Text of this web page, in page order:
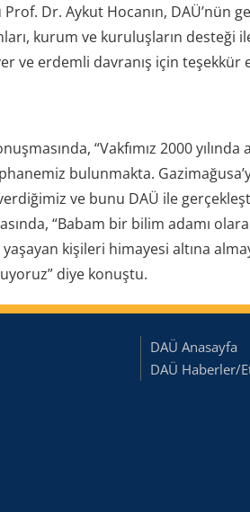
Dr. Aykut Hocanın, DAÜ’nün
kurum ve kuruluşların desteği
ve erdemli davranış için
“Vakfımız 2000
bulunmakta.
ve bunu DAÜ ile
“Babam bir bilim adamı
kişileri himayesi altına
diye konuştu.
DAÜ Anasayfa
DAÜ Haberler/